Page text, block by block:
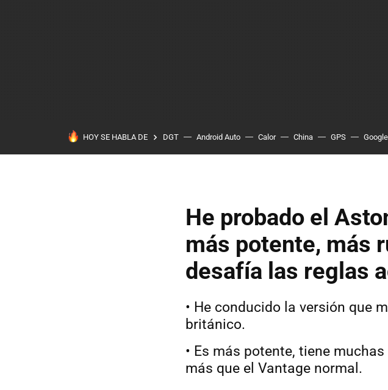
HOY SE HABLA DE DGT Android Auto Calor China GPS
He probado el
más potente, más
desafía las reglas
• He conducido la versión que
británico.
• Es más potente, tiene
más que el Vantage normal.